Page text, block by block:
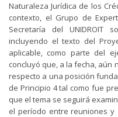
Naturaleza Jurídica de los
contexto, el Grupo de
Secretaría del UNIDROIT
incluyendo el texto del
aplicable, como parte del
concluyó que, a la fecha, aún
respecto a una posición
de Principio 4 tal como fue
que el tema se seguirá
el período entre reuniones